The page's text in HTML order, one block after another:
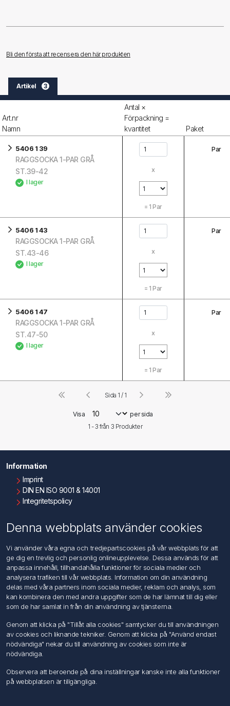
Bli den första att recensera den här produkten
Artikel 3
Art.nr
Namn
Antal ×
Förpackning =
kvantitet
Paket
5406 1 39
RAGGSOCKA 1-PAR GRÅ
ST.39-42
I lager
x
= 1 Par
Par
5406 1 43
RAGGSOCKA 1-PAR GRÅ
ST.43-46
I lager
x
= 1 Par
Par
5406 1 47
RAGGSOCKA 1-PAR GRÅ
ST.47-50
I lager
x
= 1 Par
Par
Visa
per sida
1 - 3 från 3 Produkter
Sida 1 / 1
Information
Imprint
DIN EN ISO 9001 & 14001
Integritetspolicy
Kontakta oss
Kundtjänst
Sök
Mitt konto
Mina ordrar
Mina adresser
Följ oss
Denna webbplats använder cookies
Vi använder våra egna och tredjepartscookies på vår webbplats för att
ge dig en trevlig och personlig onlineupplevelse. Dessa används för att
anpassa innehåll, tillhandahålla funktioner för sociala medier och
analysera trafiken till vår webbplats. Information om din användning
delas med våra partners inom sociala medier, reklam och analys, som
kan kombinera den med andra uppgifter som de har lämnat till dig eller
som de har samlat in från din användning av tjänsterna.
Genom att klicka på "Tillåt alla cookies" samtycker du till användningen
av cookies och liknande tekniker. Genom att klicka på "Använd endast
nödvändiga" nekar du till användning av cookies som inte är
nödvändiga.
Observera att beroende på dina inställningar kanske inte alla funktioner
på webbplatsen är tillgängliga.